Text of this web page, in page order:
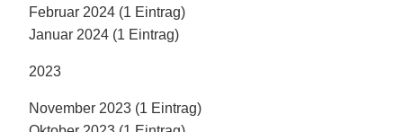
Februar 2024 (1 Eintrag)
Januar 2024 (1 Eintrag)
2023
November 2023 (1 Eintrag)